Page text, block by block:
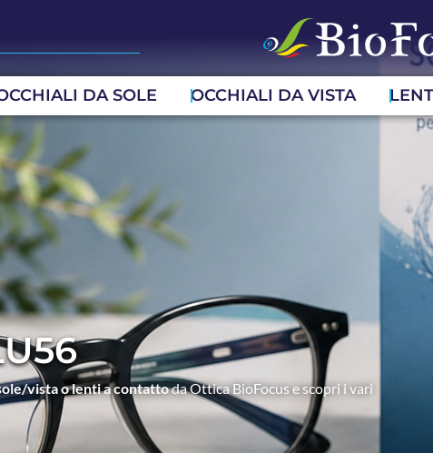
DA SOLE OCCHIALI DA VISTA
vista o lenti a contattoda Ottica BioFocus e scopri i vari